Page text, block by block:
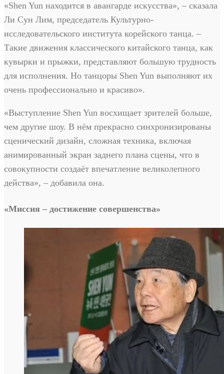
«Shen Yun находится в авангарде искусства», – сказала
Ли Сун Лим, председатель Культурно-
исследовательского института корейского танца. –
Такие движения классического китайского танца, как
кувырки и прыжки, представляют большую трудность
для исполнения. Но танцоры Shen Yun выполняют их
очень профессионально и красиво».
«Выступление Shen Yun восхищает зрителей больше,
чем другие шоу. В нём прекрасно синхронизированы
сценический дизайн, сложная техника, включая
анимированный экран заднего плана сцены, что в
совокупности создаёт впечатление великолепного
действа», – добавила она.
«Миссия – достижение совершенства»